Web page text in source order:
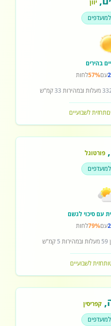
יוון
בהירים
עם57%לחות
מעלות ובמהירות 33קמ"ש
תחזית לשבועיים
,פורטוגל
עם סיכוי לגשם
עם79%לחות
59 מעלות ובמהירות 5 קמ"ש
תחזית לשבועיים
, קפריסין